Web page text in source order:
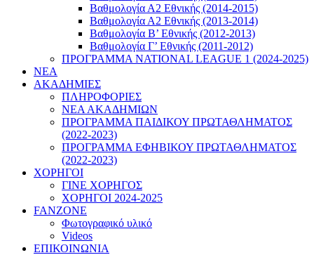
Βαθμολογία Α2 Εθνικής (2014-2015)
Βαθμολογία Α2 Εθνικής (2013-2014)
Βαθμολογία Β’ Εθνικής (2012-2013)
Βαθμολογία Γ’ Εθνικής (2011-2012)
ΠΡΟΓΡΑΜΜΑ NATIONAL LEAGUE 1 (2024-2025)
ΝΕΑ
ΑΚΑΔΗΜΙΕΣ
ΠΛΗΡΟΦΟΡΙΕΣ
ΝΕΑ ΑΚΑΔΗΜΙΩΝ
ΠΡΟΓΡΑΜΜΑ ΠΑΙΔΙΚΟΥ ΠΡΩΤΑΘΛΗΜΑΤΟΣ
(2022-2023)
ΠΡΟΓΡΑΜΜΑ ΕΦΗΒΙΚΟΥ ΠΡΩΤΑΘΛΗΜΑΤΟΣ
(2022-2023)
ΧΟΡΗΓΟΙ
ΓΙΝΕ ΧΟΡΗΓΟΣ
ΧΟΡΗΓΟΙ 2024-2025
FANZONE
Φωτογραφικό υλικό
Videos
ΕΠΙΚΟΙΝΩΝΙΑ